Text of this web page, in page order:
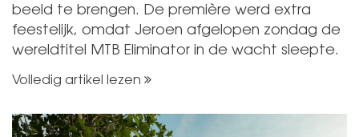
beeld te brengen. De première werd extra
feestelijk, omdat Jeroen afgelopen zondag de
wereldtitel MTB Eliminator in de wacht sleepte.
Volledig artikel lezen